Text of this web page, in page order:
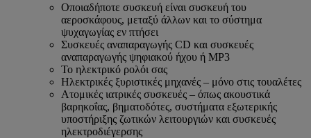
Οποιαδήποτε συσκευή είναι συσκευή του
αεροσκάφους, μεταξύ άλλων και το σύστημα
ψυχαγωγίας εν πτήσει
Συσκευές αναπαραγωγής CD και συσκευές
αναπαραγωγής ψηφιακού ήχου ή MP3
Το ηλεκτρικό ρολόι σας
Ηλεκτρικές ξυριστικές μηχανές – μόνο στις τουαλέτες
Ατομικές ιατρικές συσκευές – όπως ακουστικά
βαρηκοΐας, βηματοδότες, συστήματα εξωτερικής
υποστήριξης ζωτικών λειτουργιών και συσκευές
ηλεκτροδιέγερσης